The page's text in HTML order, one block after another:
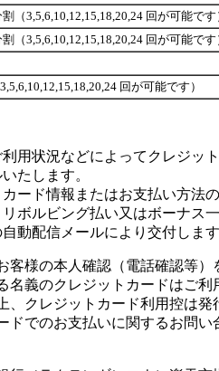
割（3,5,6,10,12,15,18,20,24 回が可能です
割（3,5,6,10,12,15,18,20,24 回が可能です
回が可能です）
用状況などによってクレジッ
たします。
ード情報またはお支払い方法
ボルビング払い又はボーナス
動配信メールにより交付します
様の本人確認（電話確認等）
義のクレジットカードはご利
クレジットカード利用控は発
ドでのお支払いに関するお問い